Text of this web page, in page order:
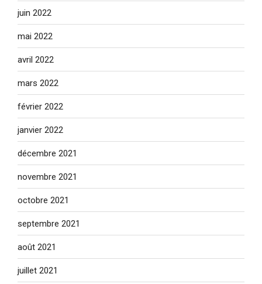
juin 2022
mai 2022
avril 2022
mars 2022
février 2022
janvier 2022
décembre 2021
novembre 2021
octobre 2021
septembre 2021
août 2021
juillet 2021